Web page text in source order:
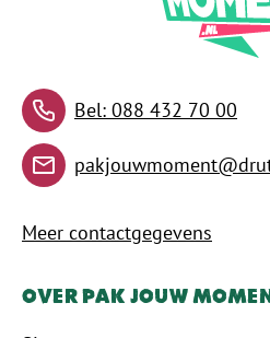
Bel: 088 432 70 00
Meer contactgegevens
Over Pak Jouw